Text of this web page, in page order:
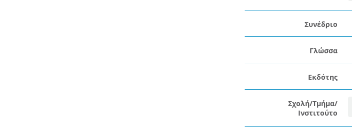
Συνέδριο
Γλώσσα
Εκδότης
Σχολή/Τμήμα/
Ινστιτούτο